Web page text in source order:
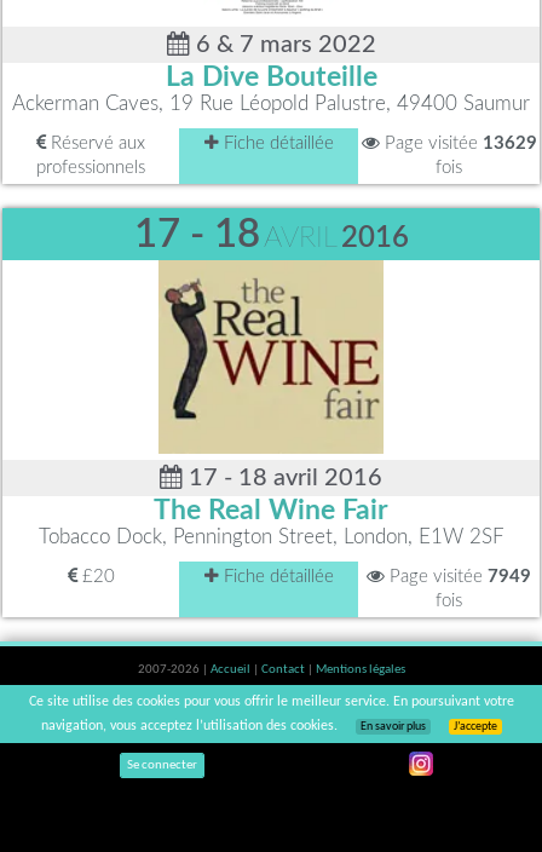
6 & 7 mars 2022
La Dive Bouteille
Ackerman Caves, 19 Rue Léopold Palustre, 49400 Saumur
Réservé aux
professionnels
Fiche détaillée Page visitée 13629
fois
17 - 18AVRIL 2016
17 - 18 avril 2016
The Real Wine Fair
Tobacco Dock, Pennington Street, London, E1W 2SF
£20 Fiche détaillée Page visitée 7949
fois
2007-2026 | Accueil Contact
Mentions légales
L'abus d'alcool est dangereux pour la santé, à consommer avec modération. |
vinsnaturels | v3.12
Se connecter
Ce site utilise des cookies pour vous offrir le meilleur service. En poursuivant votre
navigation, vous acceptez l’utilisation des cookies.
En savoir plus J’accepte